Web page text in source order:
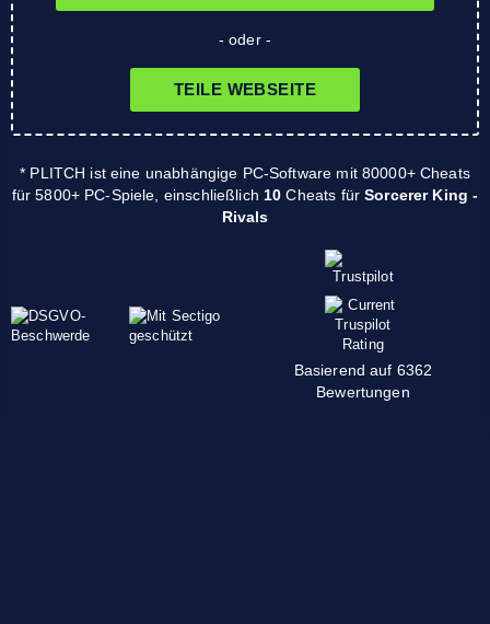
- oder -
TEILE WEBSEITE
* PLITCH ist eine unabhängige PC-Software mit 80000+ Cheats
für 5800+ PC-Spiele, einschließlich 10 Cheats fürSorcerer King -
Rivals
Basierend auf 6362
Bewertungen